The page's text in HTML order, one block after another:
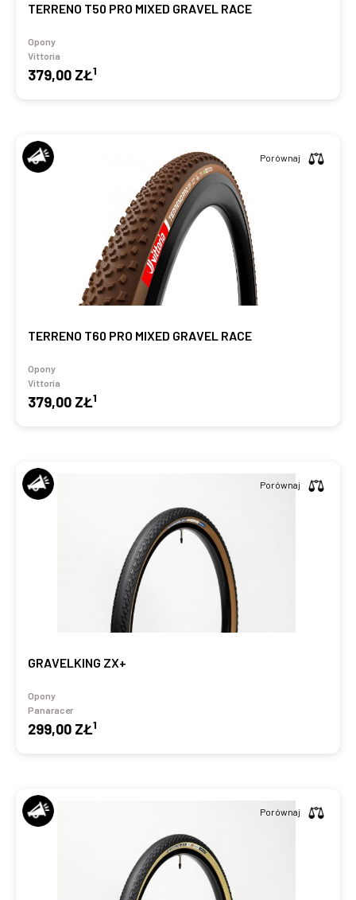
TERRENO T50 PRO MIXED GRAVEL RACE
Opony
Vittoria
379,00 ZŁ1
TERRENO T60 PRO MIXED GRAVEL RACE
Opony
Vittoria
379,00 ZŁ1
Porównaj
GRAVELKING ZX+
Opony
Panaracer
299,00 ZŁ1
Porównaj
Porównaj